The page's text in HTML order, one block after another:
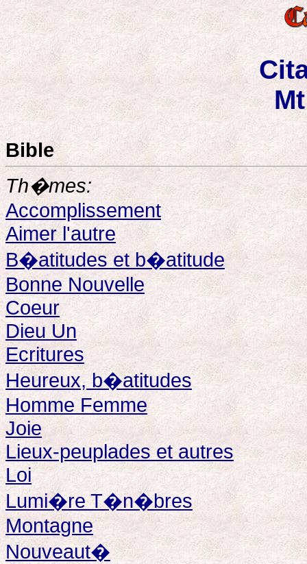
Bible
Th�mes:
Accomplissement
Aimer l'autre
B�atitudes et b�atitude
Bonne Nouvelle
Coeur
Dieu Un
Ecritures
Heureux, b�atitudes
Homme Femme
Joie
Lieux-peuplades et autres
Loi
Lumi�re T�n�bres
Montagne
Nouveaut�